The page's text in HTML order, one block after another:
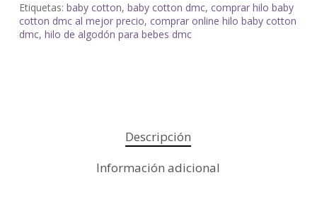
Etiquetas: baby cotton, baby cotton dmc, comprar hilo baby
cotton dmc al mejor precio, comprar online hilo baby cotton
dmc, hilo de algodón para bebes dmc
Descripción
Información adicional